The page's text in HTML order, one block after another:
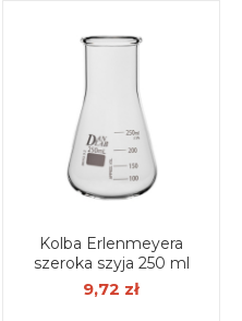
Kolba Erlenmeyera
szeroka szyja 250 ml
9,72 zł